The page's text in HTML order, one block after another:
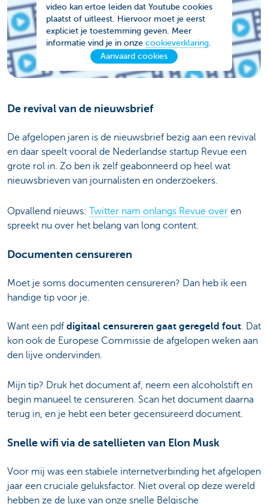
video kan ertoe leiden dat Youtube cookies
plaatst of uitleest. Hiervoor moet je eerst
expliciet je toestemming geven. Meer
informatie vind je in onze cookieverklaring.
Aanvaard cookies
De revival van de nieuwsbrief
De afgelopen jaren is de nieuwsbrief bezig aan een revival
en daar speelt vooral de Nederlandse startup Revue een
grote rol in. Zo ben ik zelf geabonneerd op heel wat
nieuwsbrieven van journalisten en onderzoekers.
Opvallend nieuws: Twitter nam onlangs Revue over en
spreekt nu over het belang van long content.
Documenten censureren
Moet je soms documenten censureren? Dan heb ik een
handige tip voor je.
Want een pdf digitaal censureren gaat geregeld fout. Dat
kon ook de Europese Commissie de afgelopen weken aan
den lijve ondervinden.
Mijn tip? Druk het document af, neem een alcoholstift en
begin manueel te censureren. Scan het document daarna
terug in, en je hebt een beter gecensureerd document.
Snelle wifi via de satellieten van Elon Musk
Voor mij was een stabiele internetverbinding het afgelopen
jaar een cruciale geluksfactor. Niet overal op deze wereld
hebben ze de luxe van onze snelle Belgische